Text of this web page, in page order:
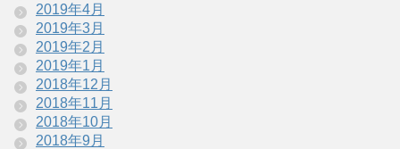
2019年4月
2019年3月
2019年2月
2019年1月
2018年12月
2018年11月
2018年10月
2018年9月